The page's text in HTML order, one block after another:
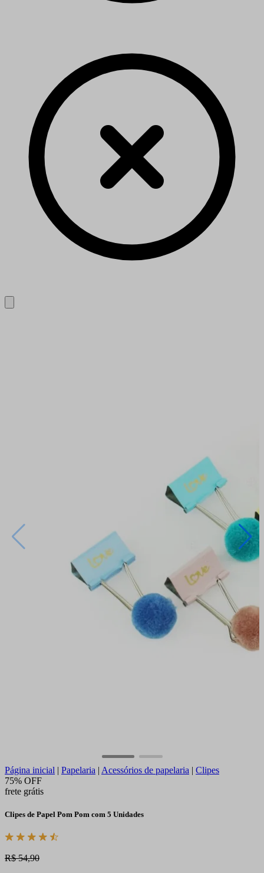
Página inicial | Papelaria | Acessórios de papelaria | Clipes
75% OFF
frete grátis
Clipes de Papel Pom Pom com 5 Unidades
R$ 54,90